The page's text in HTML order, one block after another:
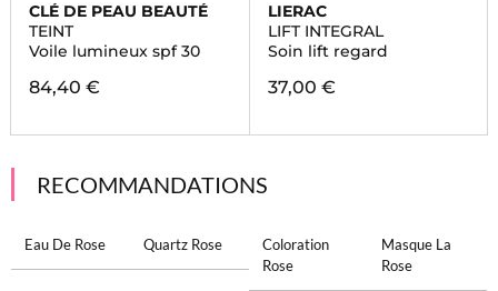
CLÉ DE PEAU BEAUTÉ
TEINT
Voile lumineux spf 30
84,40 €
LIERAC
LIFT INTEGRAL
Soin lift regard
37,00 €
RECOMMANDATIONS
Eau De Rose Quartz Rose
Coloration
Rose
Masque La
Rose